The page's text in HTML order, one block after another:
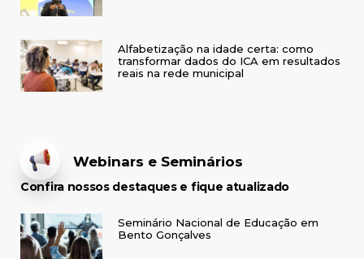
Alfabetização na idade certa: como
transformar dados do ICA em resultados
reais na rede municipal
Webinars e Seminários
Confira nossos destaques e fique atualizado
Seminário Nacional de Educação em
Bento Gonçalves